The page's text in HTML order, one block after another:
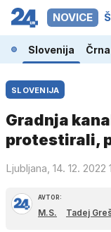
NOVICE
Slovenija
SLOVENIJA
Gradnja
protestirali,
Ljubljana, 14. 12. 2022
AVTOR:
M.S. Tadej